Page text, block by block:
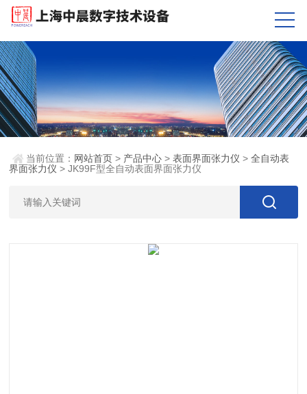
当前位置： 网站首页 > 产品中心 >表面界面张力仪 >全自动表
界面张力仪 > JK99F型全自动表面界面张力仪